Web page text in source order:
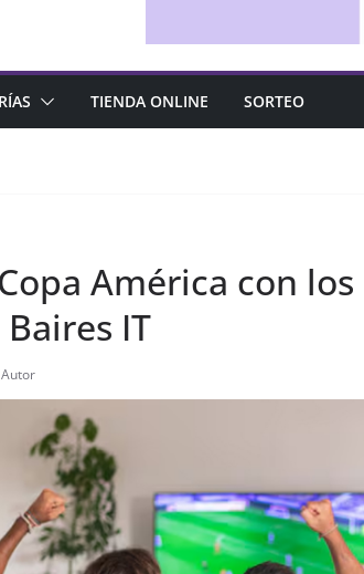
TIENDA ONLINE SORTEO
América con
Baires IT
Autor